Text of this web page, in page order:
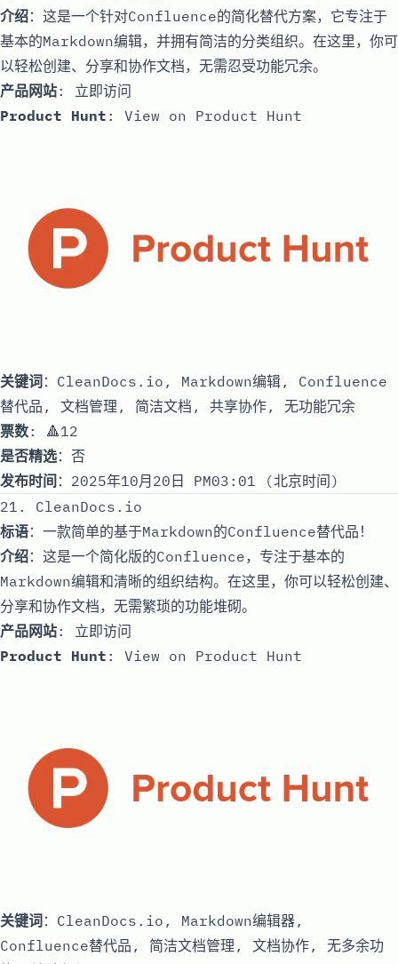
介绍：这是一个针对Confluence的简化替代方案，它专注于
基本的Markdown编辑，并拥有简洁的分类组织。在这里，你可
以轻松创建、分享和协作文档，无需忍受功能冗余。
产品网站: 立即访问
Product Hunt : View on Product Hunt
关键词：CleanDocs.io, Markdown编辑, Confluence
替代品, 文档管理, 简洁文档, 共享协作, 无功能冗余
票数: 🔺12
是否精选：否
发布时间 ：2025年10月20日 PM03:01 (北京时间)
21. CleanDocs.io
标语：一款简单的基于Markdown的Confluence替代品！
介绍：这是一个简化版的Confluence，专注于基本的
Markdown编辑和清晰的组织结构。在这里，你可以轻松创建、
分享和协作文档，无需繁琐的功能堆砌。
产品网站: 立即访问
Product Hunt : View on Product Hunt
关键词 ：CleanDocs.io, Markdown编辑器,
Confluence替代品, 简洁文档管理, 文档协作, 无多余功